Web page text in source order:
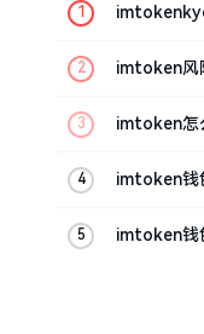
imtoken风
imtoken怎
imtoken钱
imtoken钱